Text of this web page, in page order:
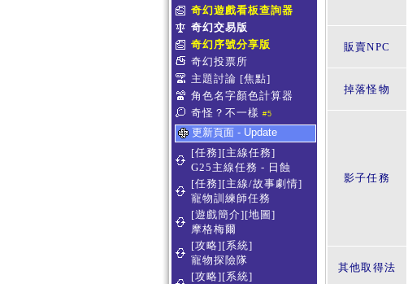
奇幻遊戲看板查詢器
奇幻交易版
奇幻序號分享版
奇幻投票所
主題討論 [焦點]
角色名字顏色計算器
奇怪？不一樣 #5
更新頁面 - Update
[任務][主線任務]
G25主線任務 - 日蝕
[任務][主線/故事劇情]
寵物訓練師任務
[遊戲簡介][地圖]
摩格梅爾
[攻略][系統]
寵物探險隊
[攻略][系統]
販賣NPC
掉落怪物
影子任務
其他取得法